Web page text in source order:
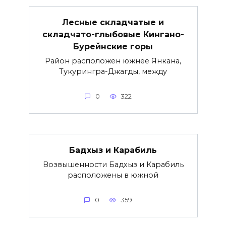
Лесные складчатые и
складчато-глыбовые Кингано-
Бурейнские горы
Район расположен южнее Янкана,
Тукурингра-Джагды, между
0 322
Бадхыз и Карабиль
Возвышенности Бадхыз и Карабиль
расположены в южной
0 359